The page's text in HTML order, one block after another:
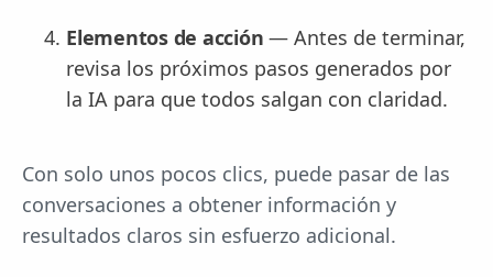
Elementos de acción — Antes de terminar,
revisa los próximos pasos generados por
la IA para que todos salgan con claridad.
Con solo unos pocos clics, puede pasar de las
conversaciones a obtener información y
resultados claros sin esfuerzo adicional.